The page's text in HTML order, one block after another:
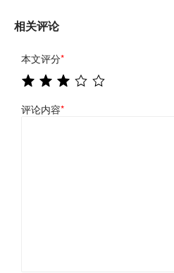
相关评论
本文评分*
评论内容*